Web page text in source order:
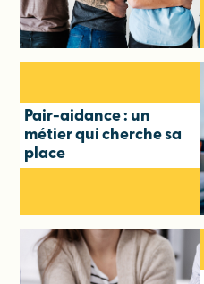
Pair-aidance : un
métier qui cherche sa
place